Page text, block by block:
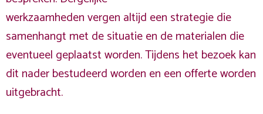
werkzaamheden vergen altijd een strategie die
samenhangt met de situatie en de materialen die
eventueel geplaatst worden. Tijdens het bezoek kan
dit nader bestudeerd worden en een offerte worden
uitgebracht.